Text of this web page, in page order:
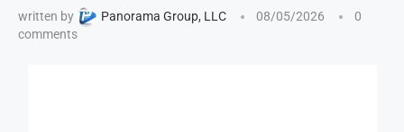
written by Panorama Group, LLC 08/05/2026
0
comments